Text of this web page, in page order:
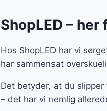
ShopLED –
Hos ShopLED har vi
har sammensat
Det betyder, at du
– det har vi nemlig